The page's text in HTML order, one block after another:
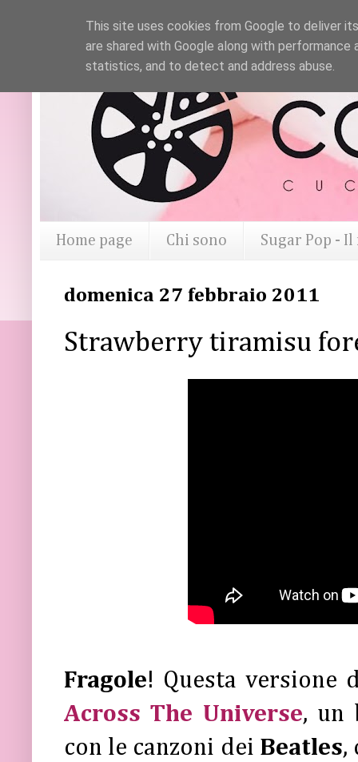
Home page Chi sono Sugar Pop -
domenica 27 febbraio 2011
Strawberry tiramisu
Fragole! Questa versione
Across The Universe, un
con le canzoni dei Beatles,
This site uses cookies from Google to deliver
are shared with Google along with
statistics, and to detect and address abuse.